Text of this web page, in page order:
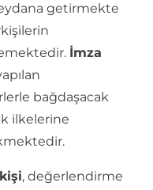
getirmekte
İmza
bağdaşacak
ilkelerine
, değerlendirme